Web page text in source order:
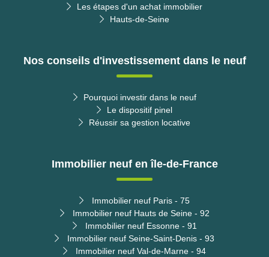
Les étapes d'un achat immobilier
Hauts-de-Seine
Nos conseils d'investissement dans le neuf
Pourquoi investir dans le neuf
Le dispositif pinel
Réussir sa gestion locative
Immobilier neuf en île-de-France
Immobilier neuf Paris - 75
Immobilier neuf Hauts de Seine - 92
Immobilier neuf Essonne - 91
Immobilier neuf Seine-Saint-Denis - 93
Immobilier neuf Val-de-Marne - 94